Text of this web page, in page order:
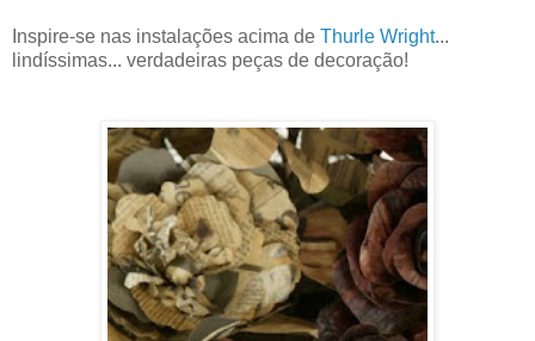
Inspire-se nas instalações acima de Thurle Wright...
lindíssimas... verdadeiras peças de decoração!